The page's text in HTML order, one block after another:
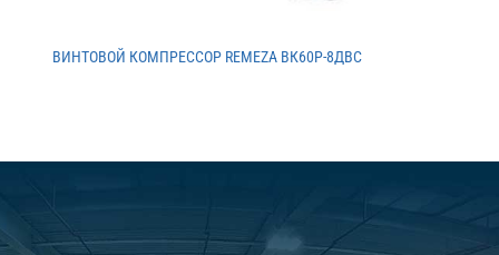
ВИНТОВОЙ КОМПРЕССОР REMEZA ВК60Р-8ДВС